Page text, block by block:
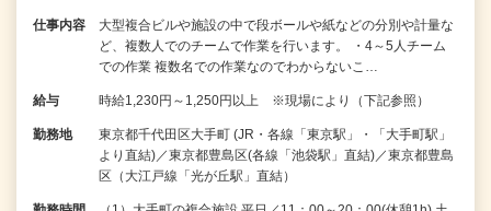
仕事内容
大型複合ビルや施設の中で段ボールや紙などの分別や計量な
ど、複数人でのチームで作業を行います。 ・4～5人チーム
での作業 複数名での作業なのでわからないこ…
給与 時給1,230円～1,250円以上 ※現場により（下記参照）
勤務地
東京都千代田区大手町 (JR・各線「東京駅」・「大手町駅」
より直結)／東京都豊島区(各線「池袋駅」直結)／東京都豊島
区（大江戸線「光が丘駅」直結）